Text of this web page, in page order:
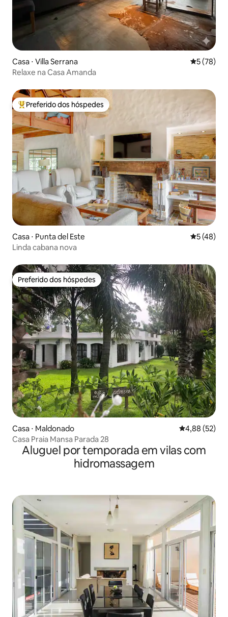
Casa ⋅ Villa Serrana 5 de uma
5 (78)
Relaxe na Casa Amanda
Entre os melhores preferidos dos hóspedes
Preferido dos hóspedes
Casa ⋅ Punta del Este 5 de uma
5 (48)
Linda cabana nova
Preferido dos hóspedes
Preferido dos hóspedes
Casa ⋅ Maldonado 4,88 de uma
4,88 (52)
Casa Praia Mansa Parada 28
Aluguel por temporada em vilas com
hidromassagem